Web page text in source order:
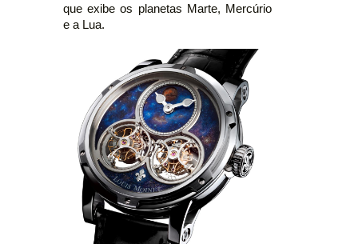
que exibe os planetas Marte, Mercúrio
e a Lua.